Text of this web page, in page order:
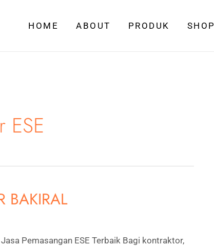
HOME ABOUT PRODUK SHOP
ESE
BAKIRAL
Pemasangan ESE Terbaik Bagi kontraktor,